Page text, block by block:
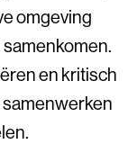
omgeving
en kritisch